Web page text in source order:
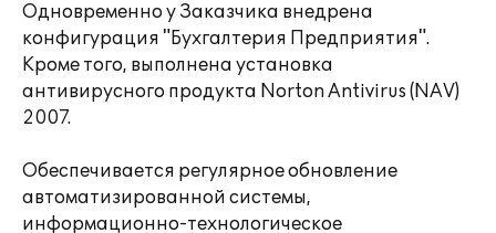
Одновременно у Заказчика внедрена
конфигурация "Бухгалтерия Предприятия".
Кроме того, выполнена установка
антивирусного продукта Norton Antivirus (NAV)
2007.
Обеспечивается регулярное обновление
автоматизированной системы,
информационно-технологическое